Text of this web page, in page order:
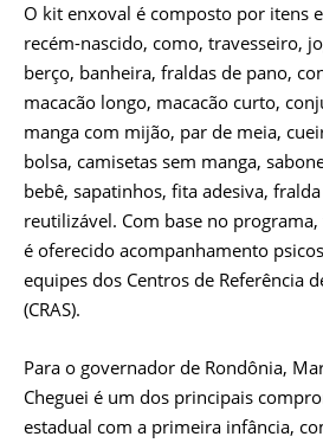
O kit enxoval é composto por itens
recém-nascido, como, travesseiro,
berço, banheira, fraldas de pano,
macacão longo, macacão curto,
manga com mijão, par de meia,
bolsa, camisetas sem manga,
bebê, sapatinhos, fita adesiva,
reutilizável. Com base no
é oferecido acompanhamento
equipes dos Centros de Referência
(CRAS).
Para o governador de Rondônia,
Cheguei é um dos principais
estadual com a primeira infância,